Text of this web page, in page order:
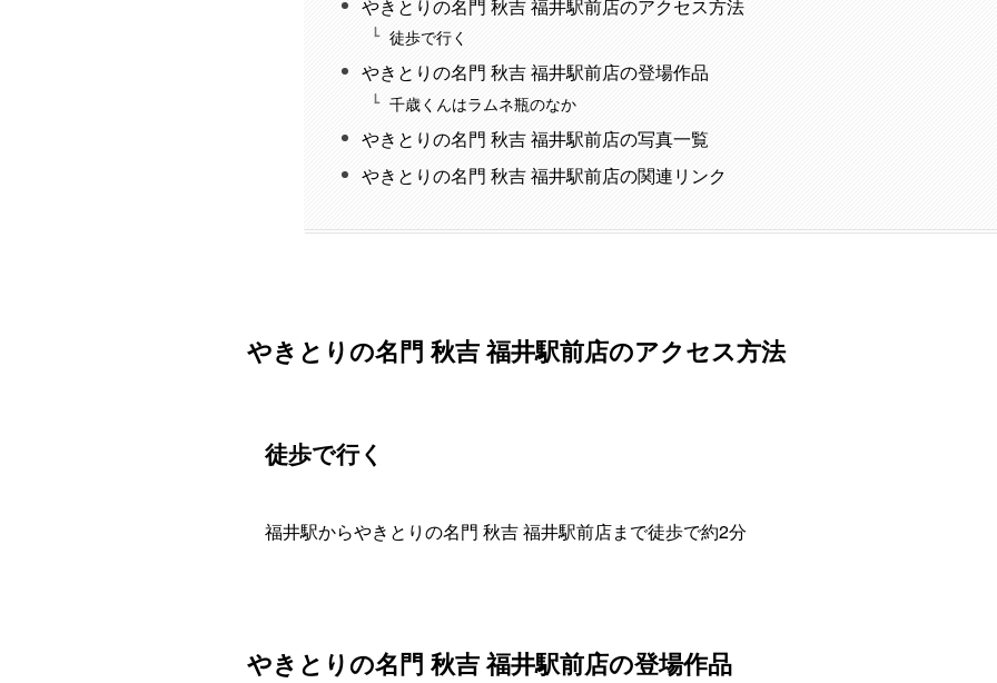
やきとりの名門 秋吉 福井駅前店のアクセス方法
徒歩で行く
やきとりの名門 秋吉 福井駅前店の登場作品
千歳くんはラムネ瓶のなか
やきとりの名門 秋吉 福井駅前店の写真一覧
やきとりの名門 秋吉 福井駅前店の関連リンク
やきとりの名門 秋吉 福井駅前店のアクセス方法
徒歩で行く
福井駅からやきとりの名門 秋吉 福井駅前店まで徒歩で約2分
やきとりの名門 秋吉 福井駅前店の登場作品